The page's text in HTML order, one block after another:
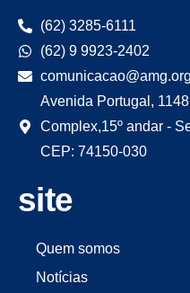
(62) 3285-6111
(62) 9 9923-2402
Avenida Portugal,
Complex,15º andar -
CEP: 74150-030
site
Quem somos
Notícias